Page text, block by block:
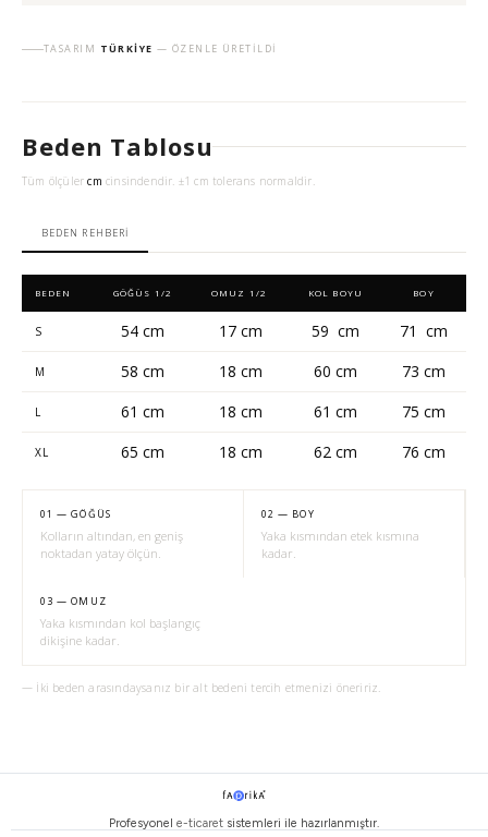
TASARIM TÜRKIYE — ÖZENLE ÜRETILDI
Beden Tablosu
Tüm ölçülercm cinsindendir. ±1 cm tolerans normaldir.
BEDEN REHBERI
BEDEN GÖĞÜS 1/2 OMUZ 1/2 KOL BOYU BOY
S 54 cm 17 cm 59 cm 71 cm
M 58 cm 18 cm 60 cm 73 cm
L 61 cm 18 cm 61 cm 75 cm
XL 65 cm 18 cm 62 cm 76 cm
01 — GÖĞÜS
Kolların altından, en geniş
noktadan yatay ölçün.
02 — BOY
Yaka kısmından etek kısmına
kadar.
03 — OMUZ
Yaka kısmından kol başlangıç
dikişine kadar.
— İki beden arasındaysanız bir alt bedeni tercih etmenizi öneririz.
Profesyonel e-ticaret sistemleri ile hazırlanmıştır.